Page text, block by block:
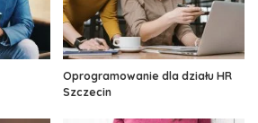
Oprogramowanie dla działu HR
Szczecin